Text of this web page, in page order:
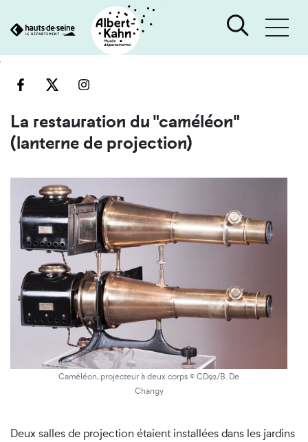
engine
La restauration du "caméléon"
(lanterne de projection)
Caméléon, projecteur à deux corps © CD92/B. De
Changy
Deux salles de projection étaient installées dans les jardins
Cookies management panel